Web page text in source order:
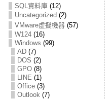
SQL資料庫(12)
Uncategorized (2)
VMware虛擬機器 (57)
W124(16)
Windows (99)
AD(7)
DOS (2)
GPO(8)
LINE (1)
Office(3)
Outlook(7)